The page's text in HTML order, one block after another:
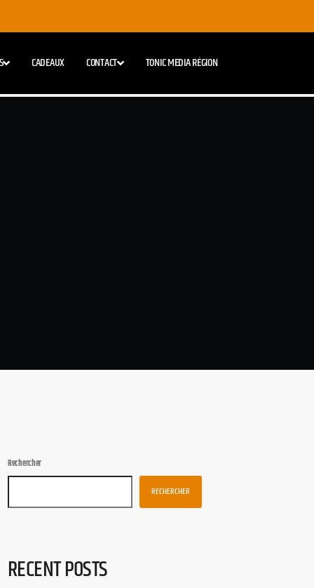
CADEAUX CONTACT TONIC MEDIA RÉGION
Rechercher
RECHERCHER
RECENT POSTS